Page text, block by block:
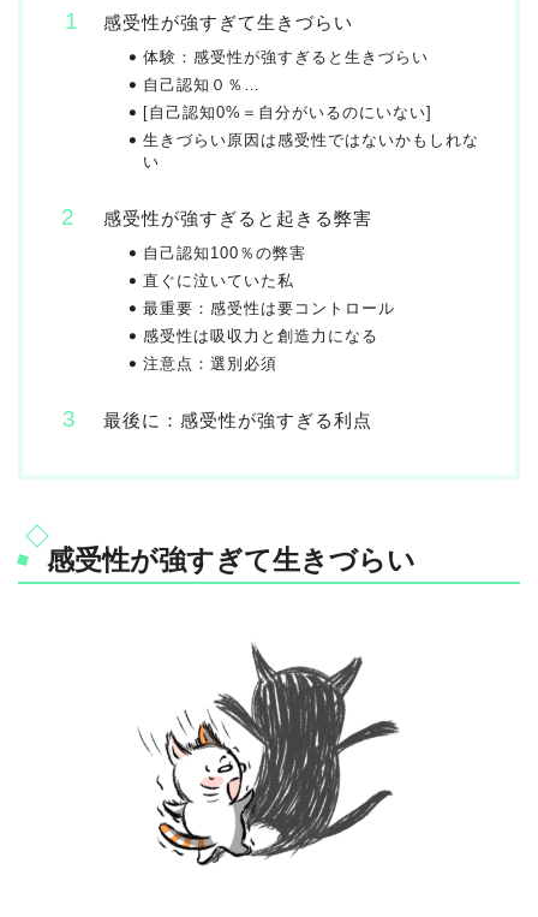
感受性が強すぎて生きづらい
体験：感受性が強すぎると生きづらい
自己認知０％…
[自己認知0%＝自分がいるのにいない]
生きづらい原因は感受性ではないかもしれな
い
感受性が強すぎると起きる弊害
自己認知100％の弊害
直ぐに泣いていた私
最重要：感受性は要コントロール
感受性は吸収力と創造力になる
注意点：選別必須
最後に：感受性が強すぎる利点
感受性が強すぎて生きづらい